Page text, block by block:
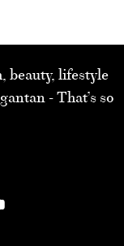
beauty, lifestyle
- That’s so